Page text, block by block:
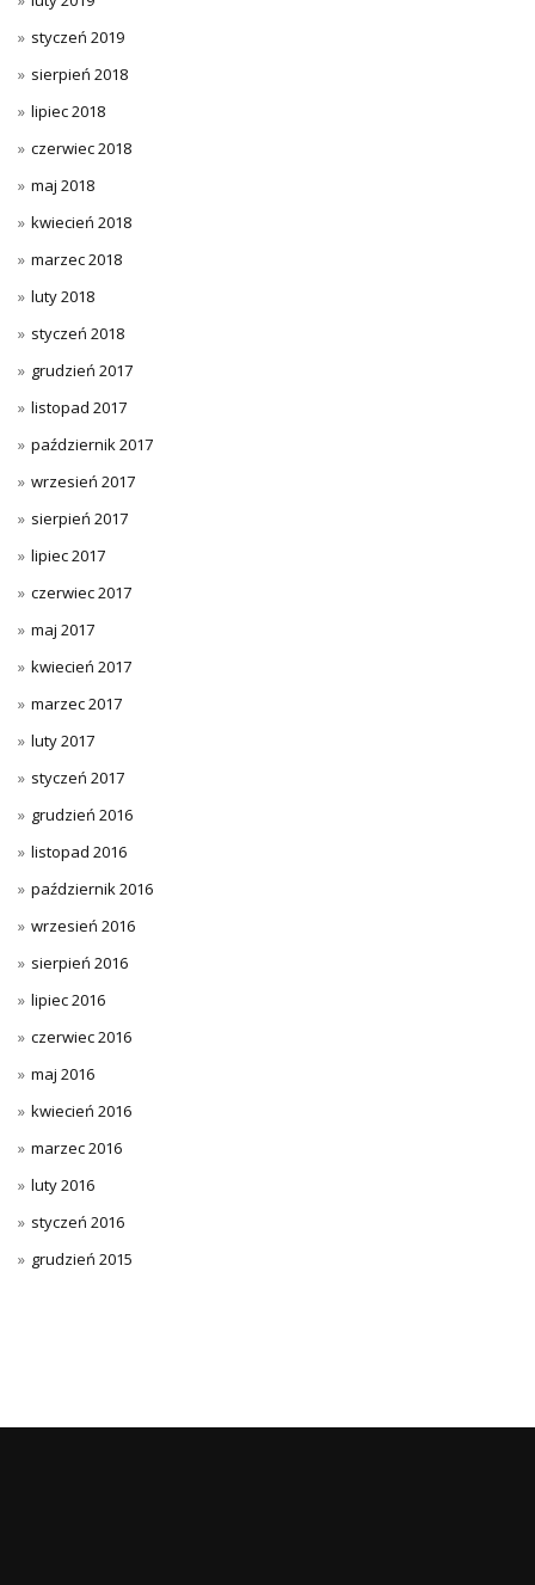
styczeń 2019
sierpień 2018
lipiec 2018
czerwiec 2018
maj 2018
kwiecień 2018
marzec 2018
luty 2018
styczeń 2018
grudzień 2017
listopad 2017
październik 2017
wrzesień 2017
sierpień 2017
lipiec 2017
czerwiec 2017
maj 2017
kwiecień 2017
marzec 2017
luty 2017
styczeń 2017
grudzień 2016
listopad 2016
październik 2016
wrzesień 2016
sierpień 2016
lipiec 2016
czerwiec 2016
maj 2016
kwiecień 2016
marzec 2016
luty 2016
styczeń 2016
grudzień 2015